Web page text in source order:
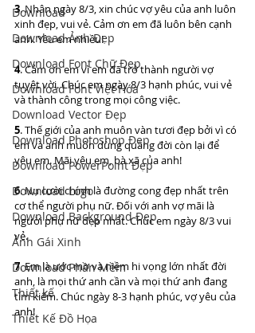
Download
Download Ảnh Đẹp
Download Font Chữ Đẹp
Download Font Việt Hóa
Download Vector Đẹp
Download Photoshop Đẹp
Download PowerPoint Đẹp
Download Logo
Download Background Đẹp
Ảnh Gái Xinh
Download Phần Mềm
Thiết kế
Thiết Kế Đồ Họa
3. Nhân ngày 8/3, xin chúc vợ yêu của anh luôn
xinh đẹp, vui vẻ. Cảm ơn em đã luôn bên cạnh
anh. Yêu em nhiều!
4. Cảm ơn em vì em đã trở thành người vợ
tuyệt vời. Chúc em ngày 8/3 hạnh phúc, vui vẻ
và thành công trong mọi công việc.
5. Thế giới của anh muôn vàn tươi đẹp bởi vì có
em và anh muốn dùng quãng đời còn lại để
yêu em. Mãi yêu em, bà xã của anh!
6. Nụ cười chính là đường cong đẹp nhất trên
cơ thể người phụ nữ. Đối với anh vợ mãi là
người phụ nữ đẹp nhất. Chúc em ngày 8/3 vui
vẻ.
7. Em là ước mơ và niềm hi vọng lớn nhất đời
anh, là mọi thứ anh cần và mọi thứ anh đang
tìm kiếm. Chúc ngày 8-3 hạnh phúc, vợ yêu của
anh!